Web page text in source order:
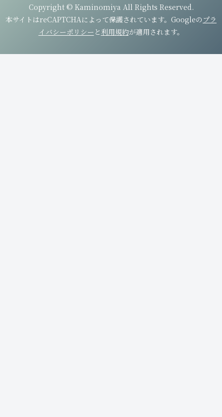
Copyright © Kaminomiya All Rights Reserved.
本サイトはreCAPTCHAによって保護されています。Googleの プラ
イバシーポリシー と利用規約が適用されます。